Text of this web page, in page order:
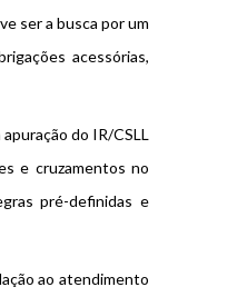
ser a busca por um
acessórias,
do IR/CSLL
e cruzamentos no
pré-definidas e
ao atendimento